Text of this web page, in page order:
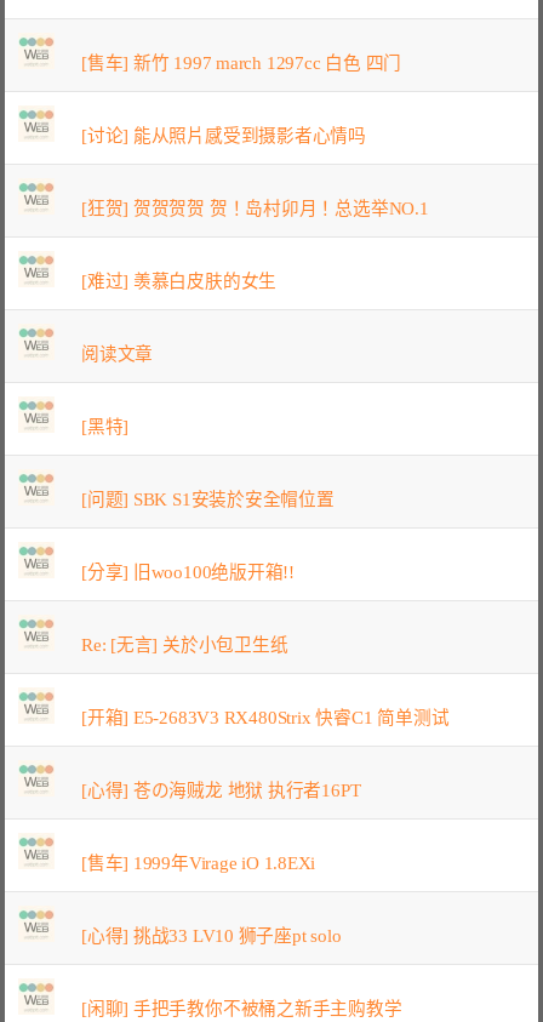
[售车] 新竹 1997 march 1297cc 白色 四门
[讨论] 能从照片感受到摄影者心情吗
[狂贺] 贺贺贺贺 贺！岛村卯月！总选举NO.1
[难过] 羡慕白皮肤的女生
阅读文章
[黑特]
[问题] SBK S1安装於安全帽位置
[分享] 旧woo100绝版开箱!!
Re: [无言] 关於小包卫生纸
[开箱] E5-2683V3 RX480Strix 快睿C1 简单测试
[心得] 苍の海贼龙 地狱 执行者16PT
[售车] 1999年Virage iO 1.8EXi
[心得] 挑战33 LV10 狮子座pt solo
[闲聊] 手把手教你不被桶之新手主购教学